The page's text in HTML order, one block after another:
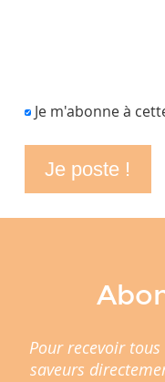
Je m'abonne à
Pour recevoir
saveurs